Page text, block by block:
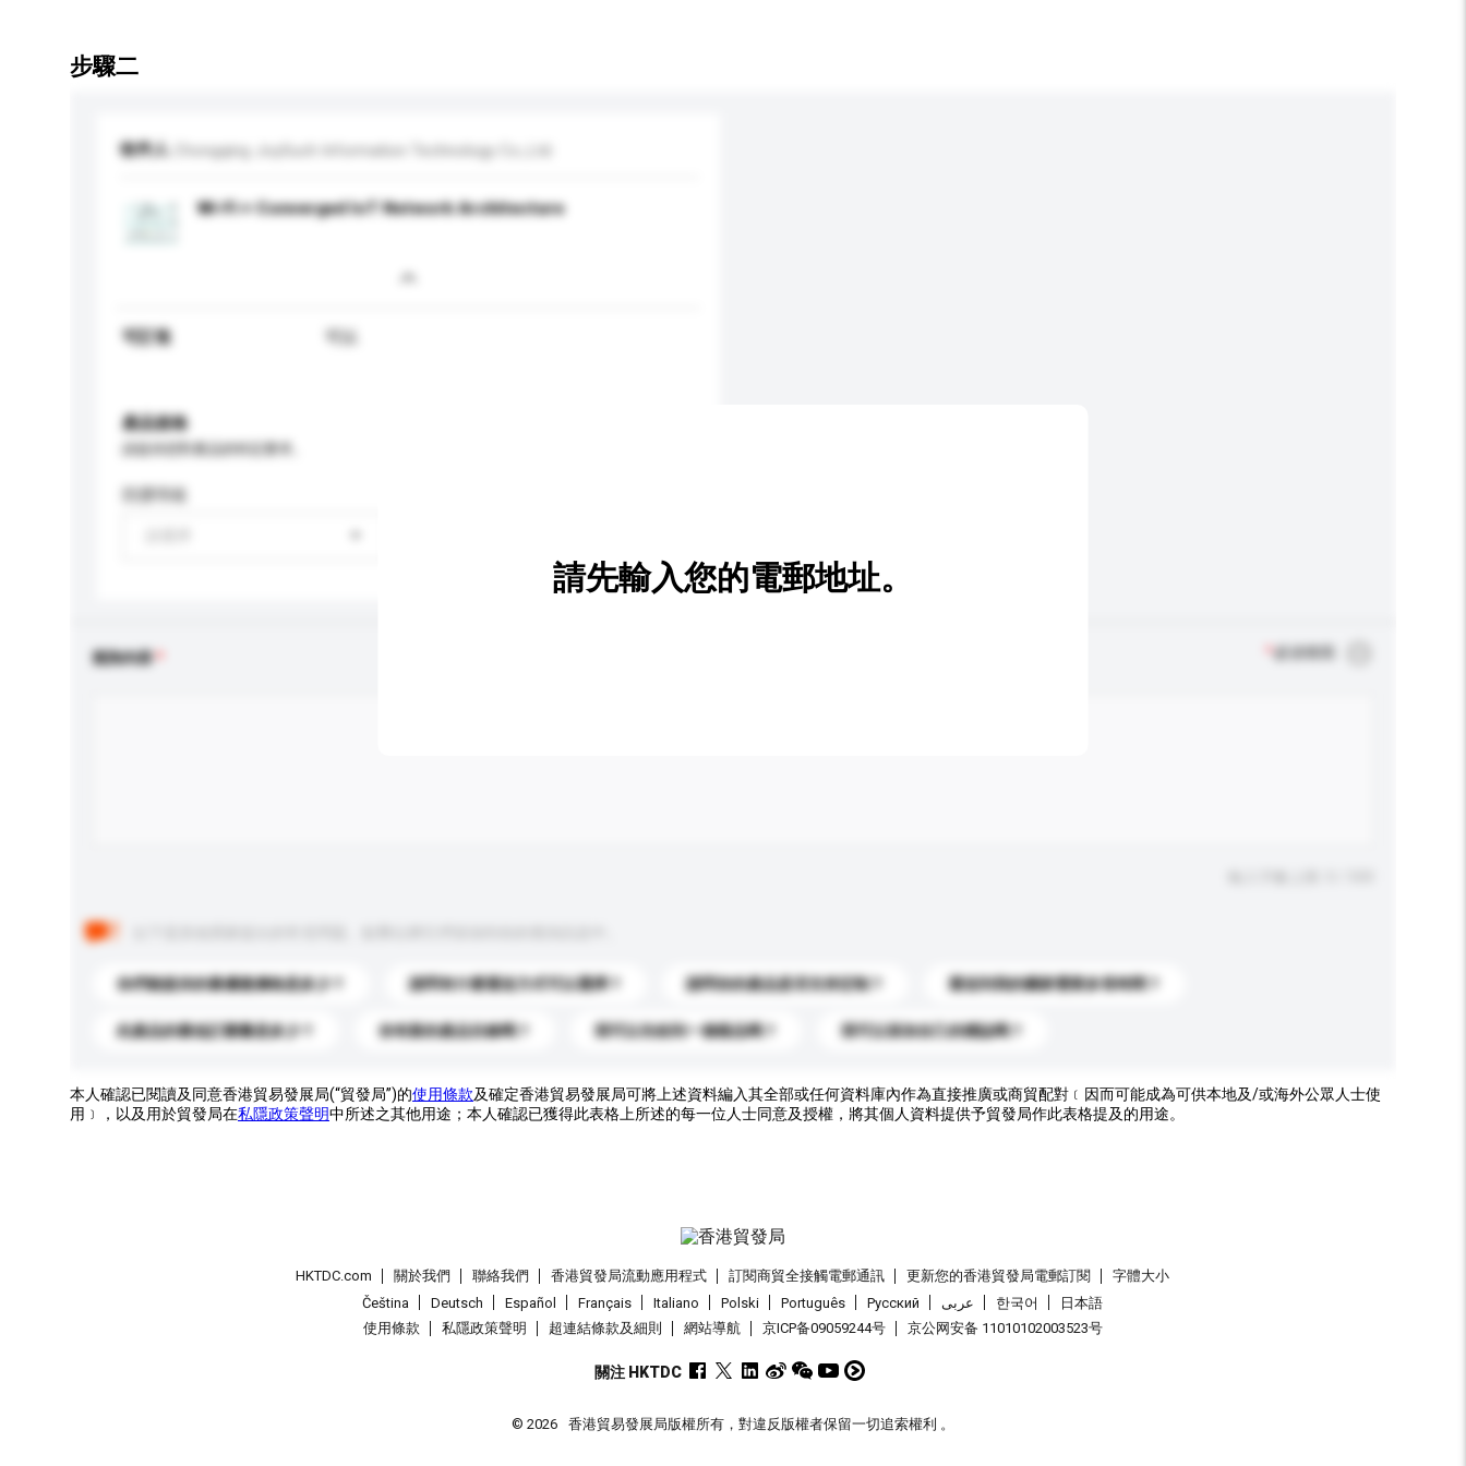
步驟二
收件人 Chongqing JoySuch Information Technology Co.,Ltd.
Wi-Fi + Converged IoT Network Architecture
可訂造 可以
產品規格
防護等級
查詢內容
你們能提供的最優惠價格是多少？ 請問有什麼運送方式可以選擇？ 請問你的產品是否支持定制？ 運送到我的國家需要多長時間？
此產品的最低訂購量是多少？ 你有新的產品目錄嗎？ 我可以先收到一個樣品嗎？ 我可以添加自己的標誌嗎？
請先輸入您的電郵地址。
本人確認已閱讀及同意香港貿易發展局(“貿發局”)的使用條款及確定香港貿易發展局可將上述資料編入其全部或任何資料庫內作為直接推廣或商貿配對﹝因而可能成為可供本地及/或海外公眾人士使
用﹞，以及用於貿發局在私隱政策聲明中所述之其他用途；本人確認已獲得此表格上所述的每一位人士同意及授權，將其個人資料提供予貿發局作此表格提及的用途。
HKTDC.com 關於我們 聯絡我們 香港貿發局流動應用程式 訂閱商貿全接觸電郵通訊 更新您的香港貿發局電郵訂閱
字體大小
Čeština
Deutsch Español Français Italiano Polski Português Pусский عربى 한국어
日本語
使用條款
私隱政策聲明 超連結條款及細則 網站導航 京ICP备09059244号 京公网安备 11010102003523号
關注 HKTDC
© 2026 香港貿易發展局版權所有，對違反版權者保留一切追索權利 。